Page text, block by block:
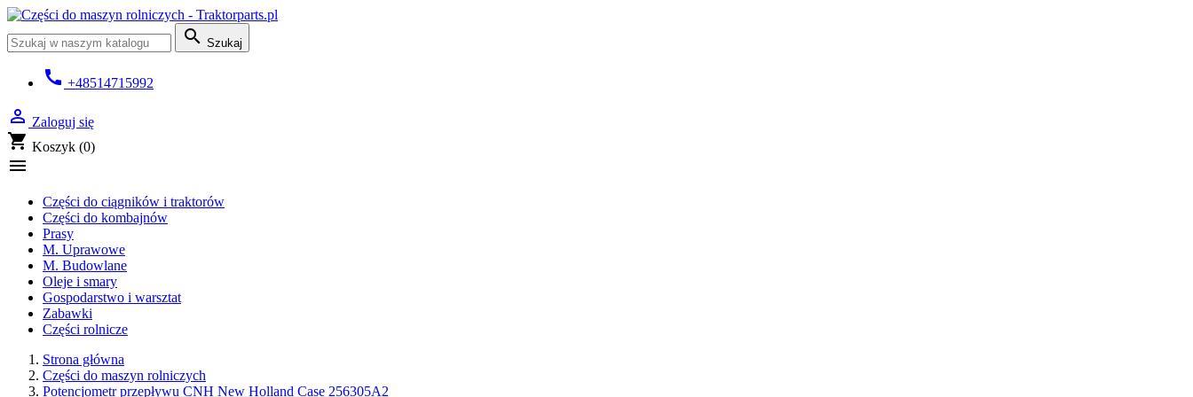
 Szukaj
call +48514715992
 Zaloguj się
shopping_cart Koszyk (0)

Części do ciągników i traktorów
Części do kombajnów
Prasy
M. Uprawowe
M. Budowlane
Oleje i smary
Gospodarstwo i warsztat
Zabawki
Części rolnicze
Strona główna
Części do maszyn rolniczych
Potencjometr przepływu CNH New Holland Case 256305A2